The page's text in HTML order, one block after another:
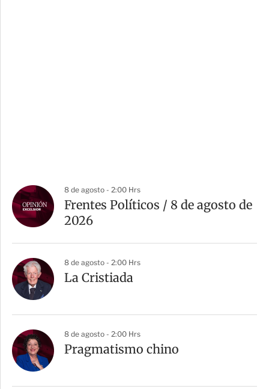
8 de agosto - 2:00 Hrs
Frentes Políticos / 8 de agosto de
2026
8 de agosto - 2:00 Hrs
La Cristiada
8 de agosto - 2:00 Hrs
Pragmatismo chino